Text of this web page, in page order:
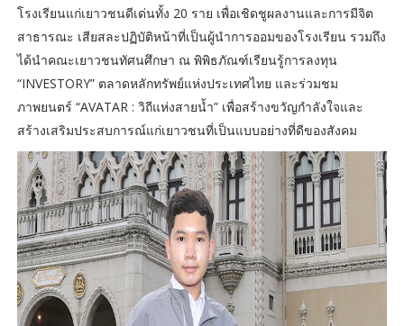
โรงเรียนแก่เยาวชนดีเด่นทั้ง 20 ราย เพื่อเชิดชูผลงานและการมีจิต
สาธารณะ เสียสละปฏิบัติหน้าที่เป็นผู้นำการออมของโรงเรียน รวมถึง
ได้นำคณะเยาวชนทัศนศึกษา ณ พิพิธภัณฑ์เรียนรู้การลงทุน
“INVESTORY” ตลาดหลักทรัพย์แห่งประเทศไทย และร่วมชม
ภาพยนตร์ “AVATAR : วิถีแห่งสายน้ำ” เพื่อสร้างขวัญกำลังใจและ
สร้างเสริมประสบการณ์แก่เยาวชนที่เป็นแบบอย่างที่ดีของสังคม